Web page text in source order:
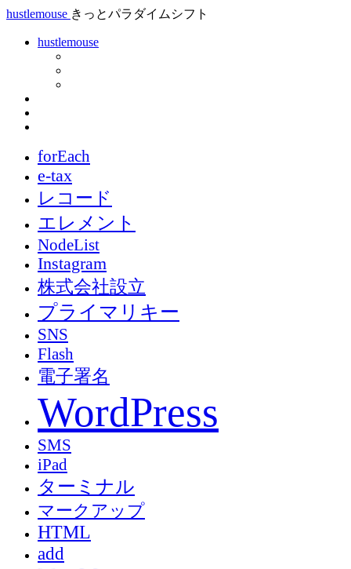
hustlemouse きっとパラダイムシフト
hustlemouse
forEach
e-tax
レコード
エレメント
NodeList
Instagram
株式会社設立
プライマリキー
SNS
Flash
電子署名
WordPress
SMS
iPad
ターミナル
マークアップ
HTML
add